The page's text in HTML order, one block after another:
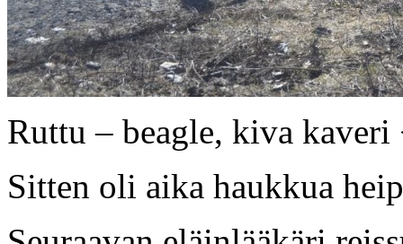
Ruttu – beagle, kiva kaveri
Sitten oli aika haukkua